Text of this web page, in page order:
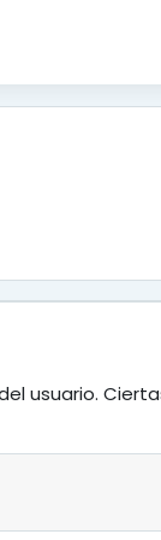
usuario.